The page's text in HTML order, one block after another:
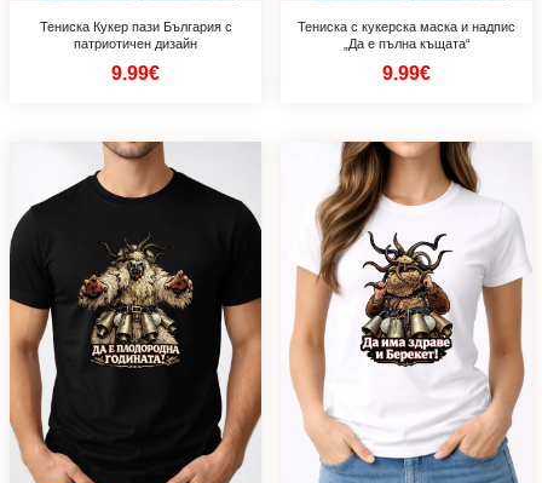
Тениска Кукер пази България с
патриотичен дизайн
9.99€
Тениска с кукерска маска и надпис
„Да е пълна къщата“
9.99€